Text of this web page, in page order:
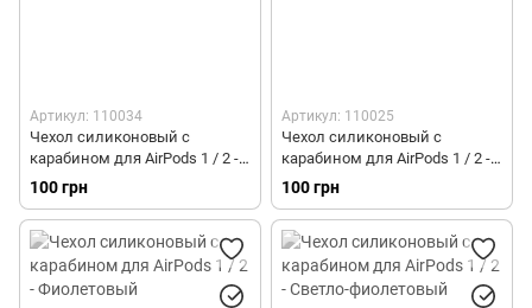
Артикул: 110034
Чехол силиконовый с
карабином для AirPods 1 / 2 -
Синий
100 грн
Артикул: 110025
Чехол силиконовый с
карабином для AirPods 1 / 2 -
Темно-синий
100 грн